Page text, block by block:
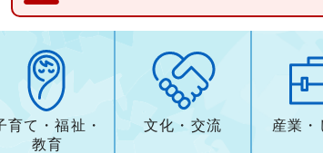
育て・福祉・
教育
文化・交流 産業・